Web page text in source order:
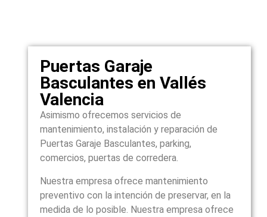
Puertas Garaje
Basculantes en Vallés
Valencia
Asimismo ofrecemos servicios de
mantenimiento, instalación y reparación de
Puertas Garaje Basculantes, parking,
comercios, puertas de corredera.
Nuestra empresa ofrece mantenimiento
preventivo con la intención de preservar, en la
medida de lo posible. Nuestra empresa ofrece